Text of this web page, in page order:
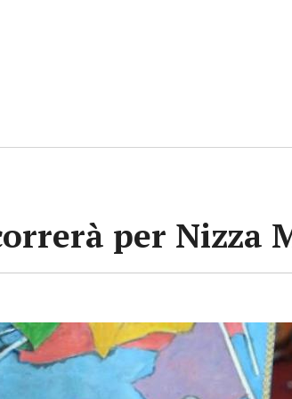
per Nizza